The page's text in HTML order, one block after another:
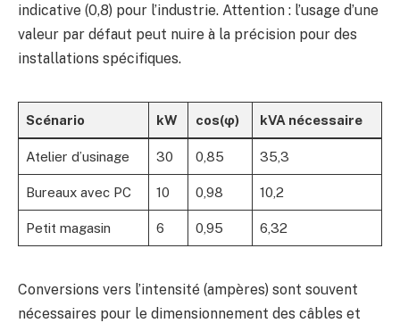
indicative (0,8) pour l’industrie. Attention : l’usage d’une
valeur par défaut peut nuire à la précision pour des
installations spécifiques.
Scénario kW cos(φ) kVA nécessaire
Atelier d’usinage 30 0,85 35,3
Bureaux avec PC 10 0,98 10,2
Petit magasin 6 0,95 6,32
Conversions vers l’intensité (ampères) sont souvent
nécessaires pour le dimensionnement des câbles et